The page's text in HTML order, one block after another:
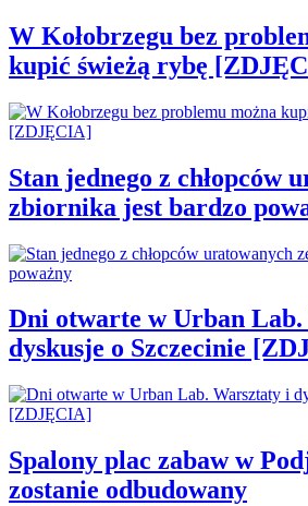
W Kołobrzegu bez
kupić świeżą rybę
Stan jednego z chłopców
zbiornika jest bardzo
Dni otwarte w Urban
dyskusje o Szczecinie
Spalony plac zabaw w
zostanie odbudowany